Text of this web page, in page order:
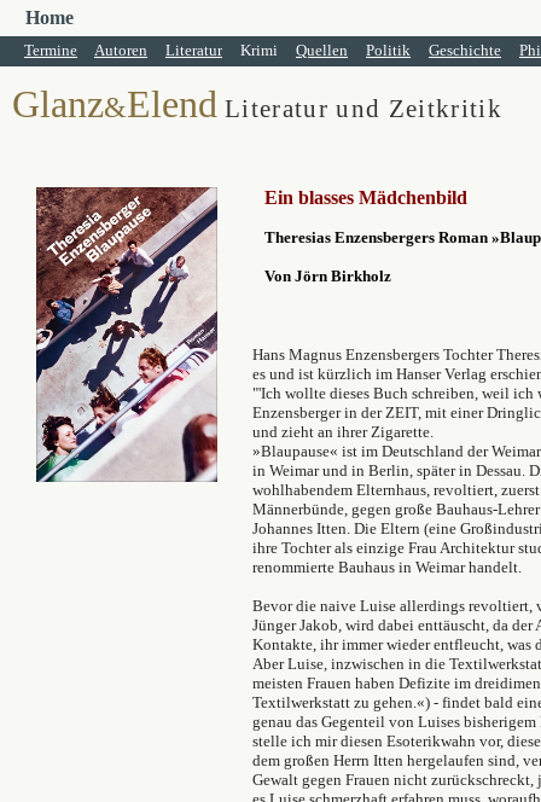
Home
Termine Autoren Literatur Krimi Quellen Politik Geschichte
Glanz&Elend Literatur und Zeitkritik
Ein blasses Mädchenbild
Theresias Enzensbergers Roman
Von Jörn Birkholz
Hans Magnus Enzensbergers Tochter
es und ist kürzlich im Hanser Verlag
"'Ich wollte dieses Buch schreiben, weil ich
Enzensberger in der ZEIT, mit einer
und zieht an ihrer Zigarette.
»Blaupause« ist im Deutschland der
in Weimar und in Berlin, später in Dessau.
wohlhabendem Elternhaus, revoltiert,
Männerbünde, gegen große Bauhaus-
Johannes Itten. Die Eltern (eine
ihre Tochter als einzige Frau Architektur
renommierte Bauhaus in Weimar handelt.
Bevor die naive Luise allerdings revoltiert,
Jünger Jakob, wird dabei enttäuscht, da
Kontakte, ihr immer wieder entfleucht,
Aber Luise, inzwischen in die
meisten Frauen haben Defizite im
Textilwerkstatt zu gehen.«) - findet bald
genau das Gegenteil von Luises
stelle ich mir diesen Esoterikwahn vor,
dem großen Herrn Itten hergelaufen sind,
Gewalt gegen Frauen nicht